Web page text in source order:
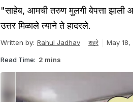
"साहेब, आमची तरुण मुलगी बेपत्ता झाली
उत्तर मिळाले त्याने ते हादरले.
Written by: Rahul Jadhav शहरे May 18,
Read Time: 2 mins